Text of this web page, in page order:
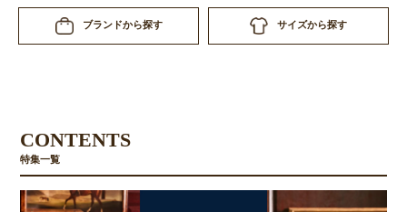
ブランドから探す サイズから探す
CONTENTS
特集一覧